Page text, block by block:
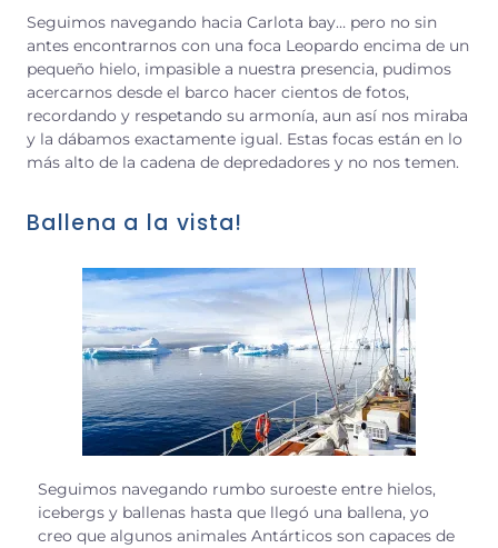
Seguimos navegando hacia Carlota bay… pero no sin
antes encontrarnos con una foca Leopardo encima de un
pequeño hielo, impasible a nuestra presencia, pudimos
acercarnos desde el barco hacer cientos de fotos,
recordando y respetando su armonía, aun así nos miraba
y la dábamos exactamente igual. Estas focas están en lo
más alto de la cadena de depredadores y no nos temen.
Ballena a la vista!
Seguimos navegando rumbo suroeste entre hielos,
icebergs y ballenas hasta que llegó una ballena, yo
creo que algunos animales Antárticos son capaces de